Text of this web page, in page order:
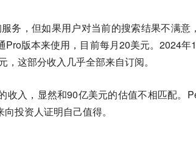
务，但如果用户对当前的搜索结果不满
Pro版本来使用，目前每月20美元。2024
这部分收入几乎全部来自订阅。
收入，显然和90亿美元的估值不相匹配。
投资人证明自己值得。